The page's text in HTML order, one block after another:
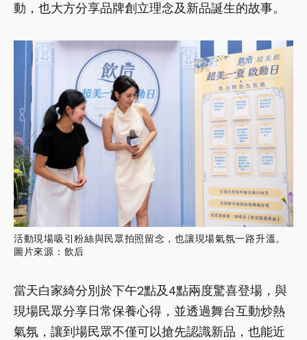
動，也大方分享品牌創立理念及新品誕生的故事。
活動現場吸引粉絲與民眾拍照留念，也讓現場氣氛一路升溫。
圖片來源：飲后
當天白家綺分別於下午2點及4點兩度驚喜登場，與
現場民眾分享日常保養心得，並透過舞台互動炒熱
氣氛，讓到場民眾不僅可以搶先認識新品，也能近